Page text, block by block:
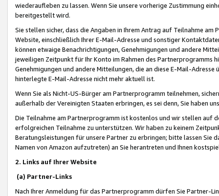
wiederaufleben zu lassen. Wenn Sie unsere vorherige Zustimmung
bereitgestellt wird.
Sie stellen sicher, dass die Angaben in Ihrem Antrag auf Teilnahme
Website, einschließlich Ihrer E-Mail-Adresse und sonstiger
können etwaige Benachrichtigungen, Genehmigungen und andere
jeweiligen Zeitpunkt für Ihr Konto im Rahmen des Partnerprogramms
Genehmigungen und andere Mitteilungen, die an diese E-Mail-
hinterlegte E-Mail-Adresse nicht mehr aktuell ist.
Wenn Sie als Nicht-US-Bürger am Partnerprogramm teilnehmen,
außerhalb der Vereinigten Staaten erbringen, es sei denn, Sie haben
Die Teilnahme am Partnerprogramm ist kostenlos und wir stellen auf
erfolgreichen Teilnahme zu unterstützen. Wir haben zu keinem
Beratungsleistungen für unsere Partner zu erbringen; bitte lassen Sie
Namen von Amazon aufzutreten) an Sie herantreten und Ihnen
2. Links auf Ihrer Website
(a) Partner-Links
Nach Ihrer Anmeldung für das Partnerprogramm dürfen Sie Partner-